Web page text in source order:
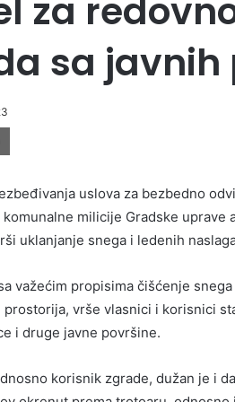
za
sa
uslova za bezbedno
milicije Gradske uprave
uklanjanje snega i ledenih
važećim propisima čišćenje
prostorija, vrše vlasnici i korisnici
i druge javne površine.
korisnik zgrade, dužan je i